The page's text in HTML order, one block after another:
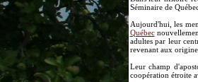
Séminaire de
Aujourd'hui, les
Québec
adultes par leur
revenant aux
Leur champ
coopération étroite